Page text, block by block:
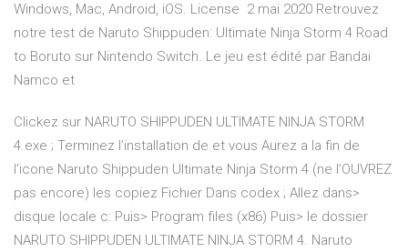
Windows, Mac, Android, iOS. License 2 mai 2020 Retrouvez
notre test de Naruto Shippuden: Ultimate Ninja Storm 4 Road
to Boruto sur Nintendo Switch. Le jeu est édité par Bandai
Namco et
Clickez sur NARUTO SHIPPUDEN ULTIMATE NINJA STORM
4.exe ; Terminez l’installation de et vous Aurez a la fin de
l’icone Naruto Shippuden Ultimate Ninja Storm 4 (ne l’OUVREZ
pas encore) les copiez Fichier Dans codex ; Allez dans>
disque locale c: Puis> Program files (x86) Puis> le dossier
NARUTO SHIPPUDEN ULTIMATE NINJA STORM 4. Naruto